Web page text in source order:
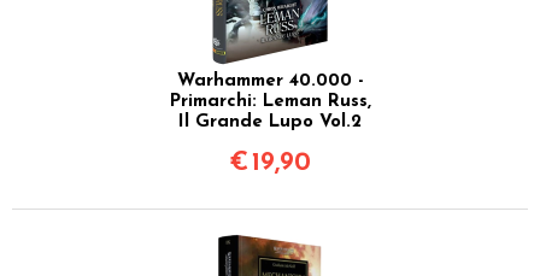
Warhammer 40.000 -
Primarchi: Leman Russ,
Il Grande Lupo Vol.2
€ 19,90